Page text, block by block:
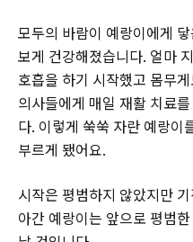
모두의 바람이 예랑이에게
보게 건강해졌습니다. 얼마
호흡을 하기 시작했고 몸무
의사들에게 매일 재활 치료
다. 이렇게 쑥쑥 자란 예랑
부르게 됐어요.
시작은 평범하지 않았지만
아간 예랑이는 앞으로 평범